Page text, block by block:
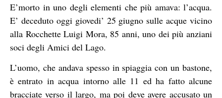
E’morto in uno degli elementi che più amava: l’acqua.
E’ deceduto oggi giovedi’ 25 giugno sulle acque vicino
alla Rocchette Luigi Mora, 85 anni, uno dei più anziani
soci degli Amici del Lago.
L’uomo, che andava spesso in spiaggia con un bastone,
è entrato in acqua intorno alle 11 ed ha fatto alcune
bracciate verso il largo, ma poi deve avere accusato un